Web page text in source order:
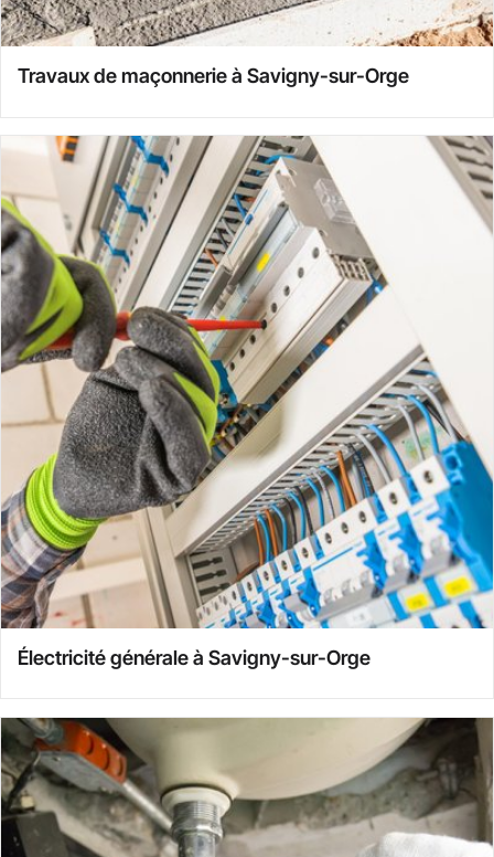
Travaux de maçonnerie à Savigny-sur-Orge
Électricité générale à Savigny-sur-Orge